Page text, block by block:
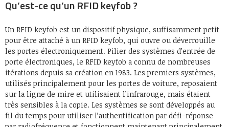
Qu’est-ce qu’un RFID keyfob ?
Un RFID keyfob est un dispositif physique, suffisamment petit
pour être attaché à un RFID keyfob, qui ouvre ou déverrouille
les portes électroniquement. Pilier des systèmes d’entrée de
porte électroniques, le RFID keyfob a connu de nombreuses
itérations depuis sa création en 1983. Les premiers systèmes,
utilisés principalement pour les portes de voiture, reposaient
sur la ligne de mire et utilisaient l’infrarouge, mais étaient
très sensibles à la copie. Les systèmes se sont développés au
fil du temps pour utiliser l’authentification par défi-réponse